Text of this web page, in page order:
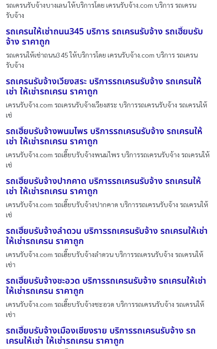
รถเครนรับจ้างบางเลน ให้บริการโดย เครนรับจ้าง.com บริการ รถเครน
รับจ้าง
รถเครนให้เช่าถนน345 บริการ รถเครนรับจ้าง รถเฮี๊ยบรับ
จ้าง ราคาถูก
รถเครนให้เช่าถนน345 ให้บริการโดย เครนรับจ้าง.com บริการ รถเครน
รับจ้าง
รถเครนรับจ้างเวียงสระ บริการรถเครนรับจ้าง รถเครนให้
เช่า ให้เช่ารถเครน ราคาถูก
เครนรับจ้าง.com รถเครนรับจ้างเวียงสระ บริการรถเครนรับจ้าง รถเครนให้
เช่
รถเฮี๊ยบรับจ้างพนมไพร บริการรถเครนรับจ้าง รถเครนให้
เช่า ให้เช่ารถเครน ราคาถูก
เครนรับจ้าง.com รถเฮี๊ยบรับจ้างพนมไพร บริการรถเครนรับจ้าง รถเครนให้
เช่
รถเฮี๊ยบรับจ้างปากคาด บริการรถเครนรับจ้าง รถเครนให้
เช่า ให้เช่ารถเครน ราคาถูก
เครนรับจ้าง.com รถเฮี๊ยบรับจ้างปากคาด บริการรถเครนรับจ้าง รถเครนให้
เช่
รถเฮี๊ยบรับจ้างลำดวน บริการรถเครนรับจ้าง รถเครนให้เช่า
ให้เช่ารถเครน ราคาถูก
เครนรับจ้าง.com รถเฮี๊ยบรับจ้างลำดวน บริการรถเครนรับจ้าง รถเครนให้
เช่า
รถเฮี๊ยบรับจ้างชะอวด บริการรถเครนรับจ้าง รถเครนให้เช่า
ให้เช่ารถเครน ราคาถูก
เครนรับจ้าง.com รถเฮี๊ยบรับจ้างชะอวด บริการรถเครนรับจ้าง รถเครนให้
เช่า
รถเฮี๊ยบรับจ้างเมืองเชียงราย บริการรถเครนรับจ้าง รถ
เครนให้เช่า ให้เช่ารถเครน ราคาถูก